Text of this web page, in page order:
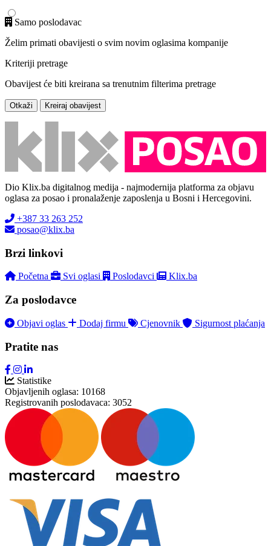
Samo poslodavac
Želim primati obavijesti o svim novim oglasima kompanije
Kriteriji pretrage
Obavijest će biti kreirana sa trenutnim filterima pretrage
Otkaži Kreiraj obavijest
Dio Klix.ba digitalnog medija - najmodernija platforma za objavu
oglasa za posao i pronalaženje zaposlenja u Bosni i Hercegovini.
+387 33 263 252
posao@klix.ba
Brzi linkovi
Početna Svi oglasi Poslodavci Klix.ba
Za poslodavce
Objavi oglas Dodaj firmu Cjenovnik Sigurnost plaćanja
Pratite nas
Statistike
Objavljenih oglasa: 10168
Registrovanih poslodavaca: 3052